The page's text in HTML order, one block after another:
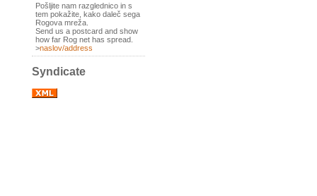
Pošljite nam razglednico in s
tem pokažite, kako daleč sega
Rogova mreža.
Send us a postcard and show
how far Rog net has spread.
>naslov/address
Syndicate